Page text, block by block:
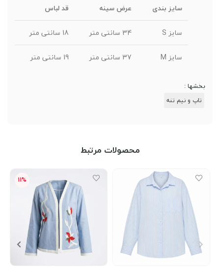
سایز بندی عرض سینه
قد لباس
سایز S
34 سانتی متر
18 سانتی متر
سایز M
37 سانتی متر 19 سانتی متر
بخشها :
تاپ و نیم تنه
محصولات مرتبط
11%